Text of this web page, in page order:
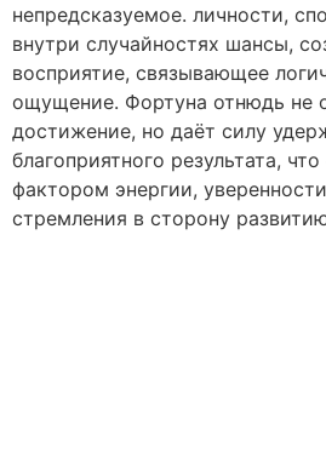
непредсказуемое. личности,
внутри случайностях шансы,
восприятие, связывающее
ощущение. Фортуна отнюдь не
достижение, но даёт силу
благоприятного результата,
фактором энергии,
стремления в сторону